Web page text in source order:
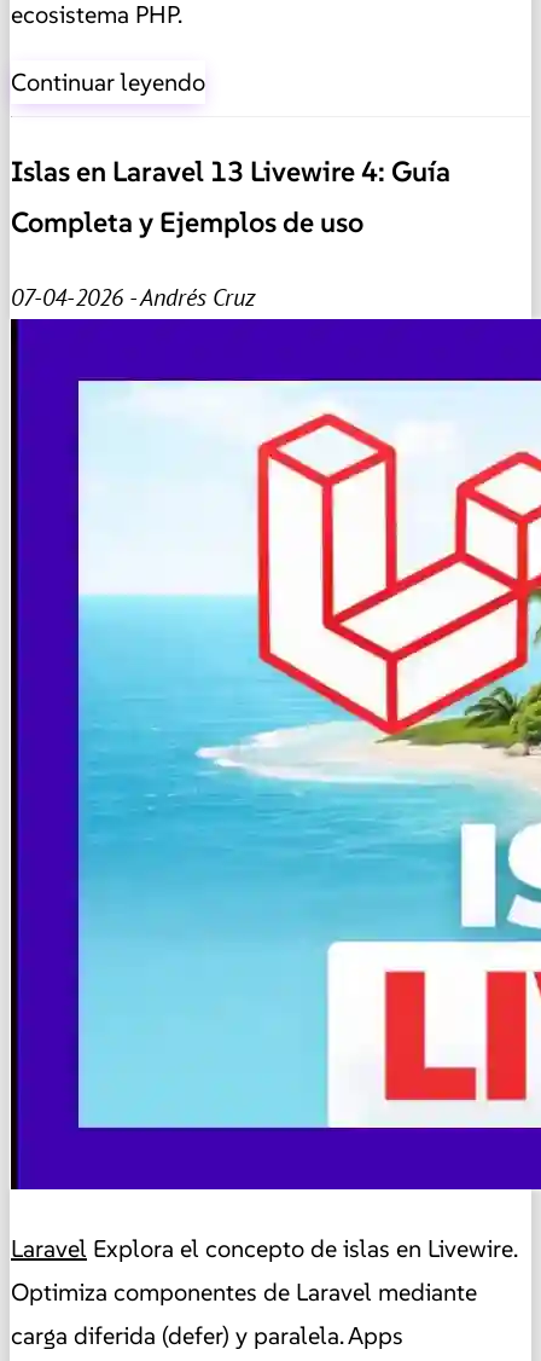
ecosistema PHP.
Continuar leyendo
Islas en Laravel 13 Livewire 4: Guía
Completa y Ejemplos de uso
07-04-2026 - Andrés Cruz
Laravel Explora el concepto de islas en Livewire.
Optimiza componentes de Laravel mediante
carga diferida (defer) y paralela. Apps